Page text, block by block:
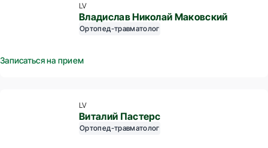
LV
Владислав Николай Маковский
Ортопед-травматолог
Записаться на прием
LV
Виталий Пастерс
Ортопед-травматолог